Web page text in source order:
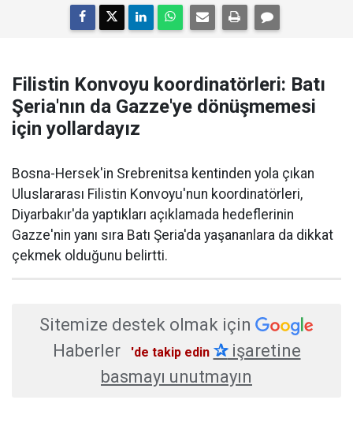
Filistin Konvoyu koordinatörleri: Batı
Şeria'nın da Gazze'ye dönüşmemesi
için yollardayız
Bosna-Hersek'in Srebrenitsa kentinden yola çıkan
Uluslararası Filistin Konvoyu'nun koordinatörleri,
Diyarbakır'da yaptıkları açıklamada hedeflerinin
Gazze'nin yanı sıra Batı Şeria'da yaşananlara da dikkat
çekmek olduğunu belirtti.
Sitemize destek olmak için
Haberler
'de takip edin ✰işaretine
basmayı unutmayın